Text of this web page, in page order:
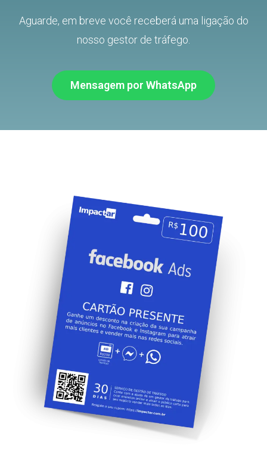
Aguarde, em breve você receberá uma ligação do
nosso gestor de tráfego.
Mensagem por WhatsApp